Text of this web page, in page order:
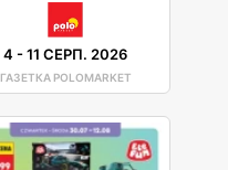
4 -11 СЕРП. 2026
ГАЗЕТКА POLOMARKET